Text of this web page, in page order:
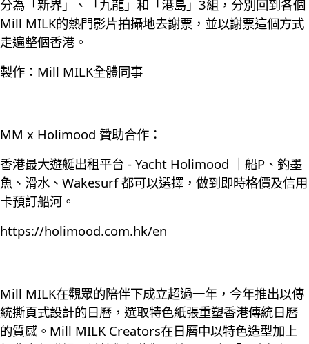
分為「新界」、「九龍」和「港島」3組，分別回到各個
Mill MILK的熱門影片拍攝地去謝票，並以謝票這個方式
走遍整個香港。
製作：Mill MILK全體同事
MM x Holimood 贊助合作：
香港最大遊艇出租平台 - Yacht Holimood ｜船P、釣墨
魚、滑水、Wakesurf 都可以選擇，做到即時格價及信用
卡預訂船河。
https://holimood.com.hk/en
Mill MILK在觀眾的陪伴下成立超過一年，今年推出以傳
統撕頁式設計的日曆，選取特色紙張重塑香港傳統日曆
的質感。Mill MILK Creators在日曆中以特色造型加上